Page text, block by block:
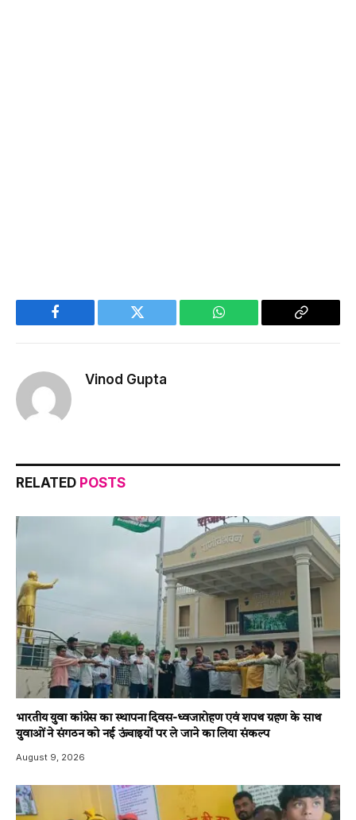
Facebook Twitter WhatsApp
Copy
Vinod Gupta
RELATED POSTS
भारतीय युवा कांग्रेस का स्थापना दिवस-ध्वजारोहण एवं शपथ ग्रहण के साथ
युवाओं ने संगठन को नई ऊंचाइयों पर ले जाने का लिया संकल्प
August 9, 2026